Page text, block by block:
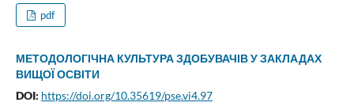
pdf
МЕТОДОЛОГІЧНА КУЛЬТУРА ЗДОБУВАЧІВ У ЗАКЛАДАХ
ВИЩОЇ ОСВІТИ
DOI: https://doi.org/10.35619/pse.vi4.97